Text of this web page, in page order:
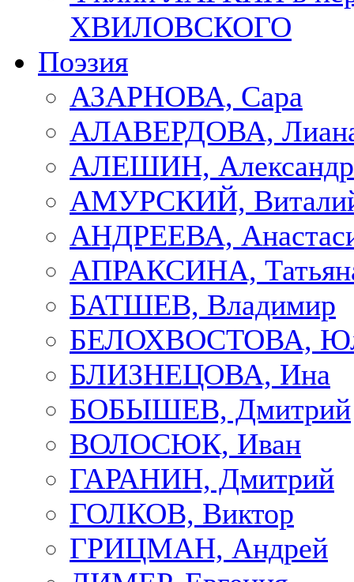
ХВИЛОВСКОГО
Поэзия
АЗАРНОВА, Сара
АЛАВЕРДОВА,
АЛЕШИН, Александр
АМУРСКИЙ,
АНДРЕЕВА,
АПРАКСИНА,
БАТШЕВ, Владимир
БЕЛОХВОСТОВА,
БЛИЗНЕЦОВА, Ина
БОБЫШЕВ, Дмитрий
ВОЛОСЮК, Иван
ГАРАНИН, Дмитрий
ГОЛКОВ, Виктор
ГРИЦМАН, Андрей